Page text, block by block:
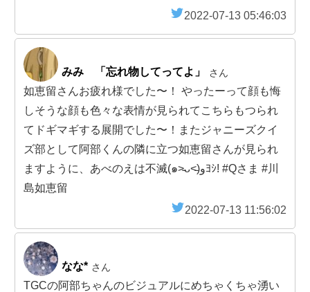
2022-07-13 05:46:03
みみ 「忘れ物してってよ」 さん
如恵留さんお疲れ様でした〜！ やったーって顔も悔
しそうな顔も色々な表情が見られてこちらもつられ
てドギマギする展開でした〜！またジャニーズクイ
ズ部として阿部くんの隣に立つ如恵留さんが見られ
ますように、あべのえは不滅(๑˃̵ᴗ˂̵)وﾖｼ! #Qさま #川
島如恵留
2022-07-13 11:56:02
なな* さん
TGCの阿部ちゃんのビジュアルにめちゃくちゃ湧い